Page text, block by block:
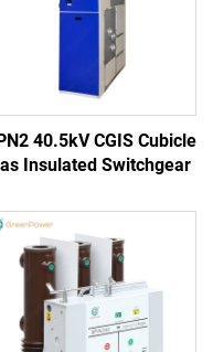
40.5kV CGIS Cubicle
Insulated Switchgear